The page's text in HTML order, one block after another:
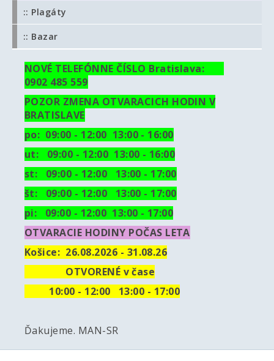
:: Plagáty
:: Bazar
NOVÉ TELEFÓNNE ČÍSLO Bratislava:
0902 485 559
POZOR ZMENA OTVARACICH HODIN V
BRATISLAVE
po: 09:00 - 12:00 13:00 - 16:00
ut: 09:00 - 12:00 13:00 - 16:00
st: 09:00 - 12:00 13:00 - 17:00
št: 09:00 - 12:00 13:00 - 17:00
pi: 09:00 - 12:00 13:00 - 17:00
OTVARACIE HODINY POČAS LETA
Košice: 26.08.2026 - 31.08.26
OTVORENÉ v čase
10:00 - 12:00 13:00 - 17:00
Ďakujeme. MAN-SR